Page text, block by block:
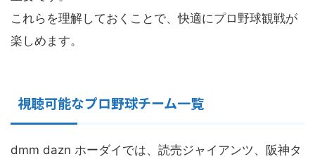
これらを理解しておくことで、快適にプロ野球観戦が
楽しめます。
視聴可能なプロ野球チーム一覧
dmm dazn ホーダイでは、読売ジャイアンツ、阪神タ